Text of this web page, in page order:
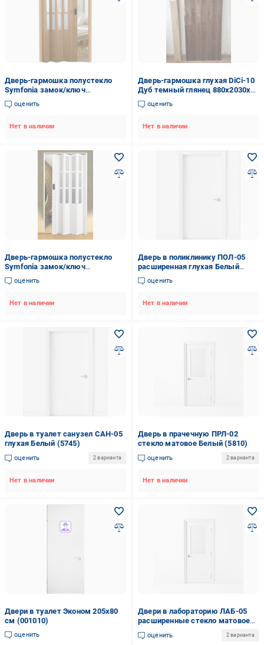
Дверь-гармошка полустекло
Symfonia замок/ключ
860х2030х10 мм мм Дуб
оценить
Нет в наличии
Дверь-гармошка глухая DiCi-10
Дуб темный глянец 880х2030х10
мм (304-4)
оценить
Нет в наличии
Дверь-гармошка полустекло
Symfonia замок/ключ
860х2030х10 мм Арктически
белый
оценить
Нет в наличии
Дверь в поликлинику ПОЛ-05
расширенная глухая Белый
(5864)
оценить
Нет в наличии
Дверь в туалет санузел САН-05
глухая Белый (5745)
оценить 2 варианта
Нет в наличии
Дверь в прачечную ПРЛ-02
стекло матовое Белый (5810)
оценить 2 варианта
Нет в наличии
Двери в туалет Эконом 205x80
см (001010)
оценить
Двери в лабораторию ЛАБ-05
расширенные стекло матовое
Белый (5805)
оценить 2 варианта